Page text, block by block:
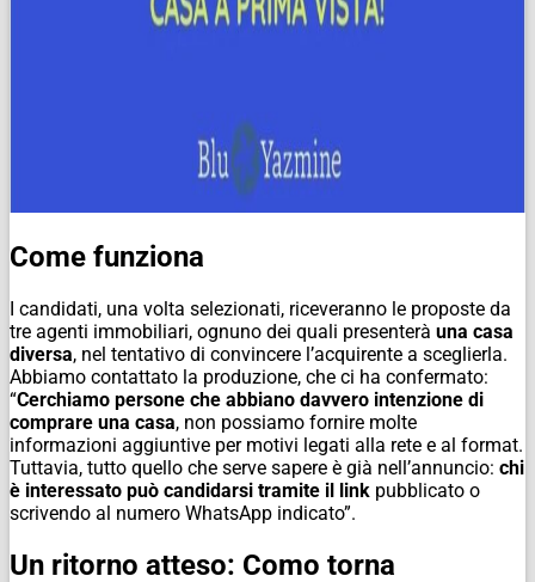
Come funziona
I candidati, una volta selezionati, riceveranno le proposte da
tre agenti immobiliari, ognuno dei quali presenterà una casa
diversa, nel tentativo di convincere l’acquirente a sceglierla.
Abbiamo contattato la produzione, che ci ha confermato:
“Cerchiamo persone che abbiano davvero intenzione di
comprare una casa, non possiamo fornire molte
informazioni aggiuntive per motivi legati alla rete e al format.
Tuttavia, tutto quello che serve sapere è già nell’annuncio: chi
è interessato può candidarsi tramite il link pubblicato o
scrivendo al numero WhatsApp indicato”.
Un ritorno atteso: Como torna